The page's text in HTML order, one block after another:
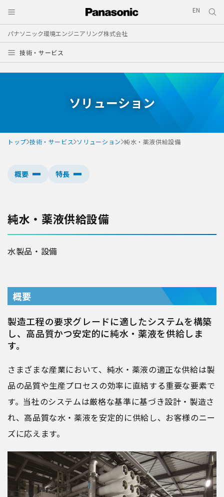
パナソニック環境エンジニアリング株式会社
EN
技術・サービス
ソリューション
トップ 技術・サービス ソリューション 純水・薬液供給設備
概要 特長
純水・薬液供給設備
水製品・設備
概要
製造工程の要求グレードに適したシステムを構築
し、高品質かつ安定的に純水・薬液を供給しま
す。
さまざまな産業において、純水・薬液の適正な供給は製
品の品質や生産プロセスの効率に直結する重要な要素で
す。当社のシステムは厳格な基準に基づき設計・製造さ
れ、高品質な水・薬液を安定的に供給し、お客様のニー
ズに応えます。